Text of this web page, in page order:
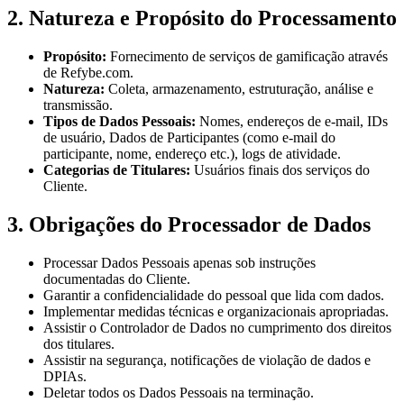
2. Natureza e Propósito do Processamento
Propósito: Fornecimento de serviços de gamificação através
de Refybe.com.
Natureza: Coleta, armazenamento, estruturação, análise e
transmissão.
Tipos de Dados Pessoais: Nomes, endereços de e-mail, IDs
de usuário, Dados de Participantes (como e-mail do
participante, nome, endereço etc.), logs de atividade.
Categorias de Titulares: Usuários finais dos serviços do
Cliente.
3. Obrigações do Processador de Dados
Processar Dados Pessoais apenas sob instruções
documentadas do Cliente.
Garantir a confidencialidade do pessoal que lida com dados.
Implementar medidas técnicas e organizacionais apropriadas.
Assistir o Controlador de Dados no cumprimento dos direitos
dos titulares.
Assistir na segurança, notificações de violação de dados e
DPIAs.
Deletar todos os Dados Pessoais na terminação.